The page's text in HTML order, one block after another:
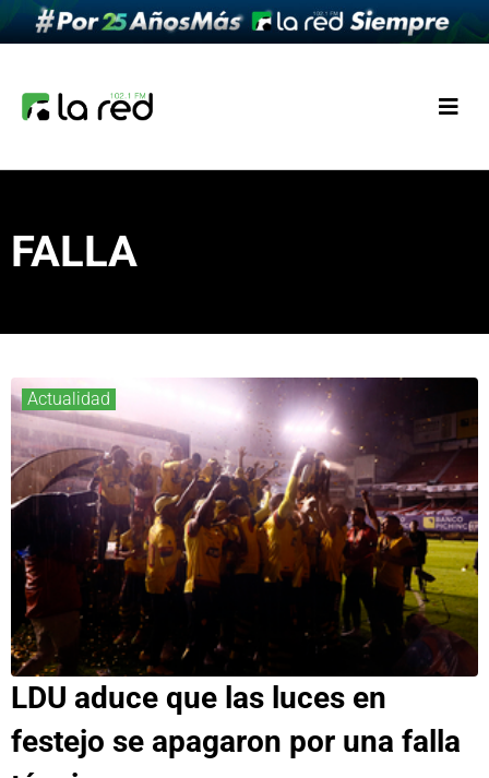
FALLA
Actualidad
LDU aduce que las luces en
festejo se apagaron por una falla